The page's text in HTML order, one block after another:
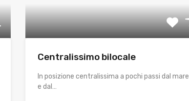
Centralissimo bilocale
In posizione centralissima a pochi passi dal mare
e dal…